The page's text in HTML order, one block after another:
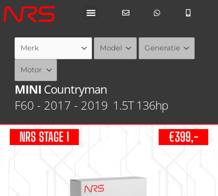
Ga
naar
MINI Countryman
F60 - 2017 - 2019 1.5T 136hp
NRS STAGE 1 €399,-